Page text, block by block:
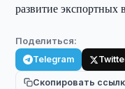
развитие экспортных
Поделиться:
Telegram
Скопировать